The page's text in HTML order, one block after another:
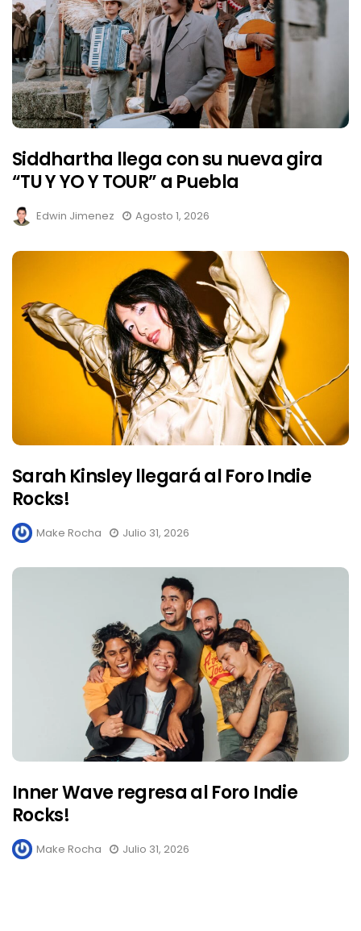
Siddhartha llega con su nueva gira
“TU Y YO Y TOUR” a Puebla
Edwin Jimenez Agosto 1, 2026
Sarah Kinsley llegará al Foro Indie
Rocks!
Make Rocha Julio 31, 2026
Inner Wave regresa al Foro Indie
Rocks!
Make Rocha Julio 31, 2026